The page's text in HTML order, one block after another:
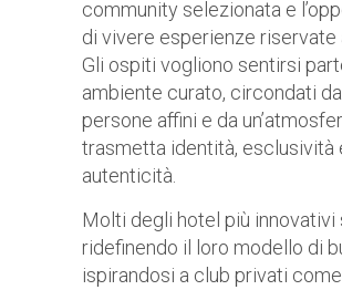
community selezionata e
di vivere esperienze riservate
Gli ospiti vogliono sentirsi
ambiente curato, circondati da
persone affini e da
trasmetta identità, esclusività
autenticità.
Molti degli hotel più innovativi
ridefinendo il loro modello di
ispirandosi a club privati